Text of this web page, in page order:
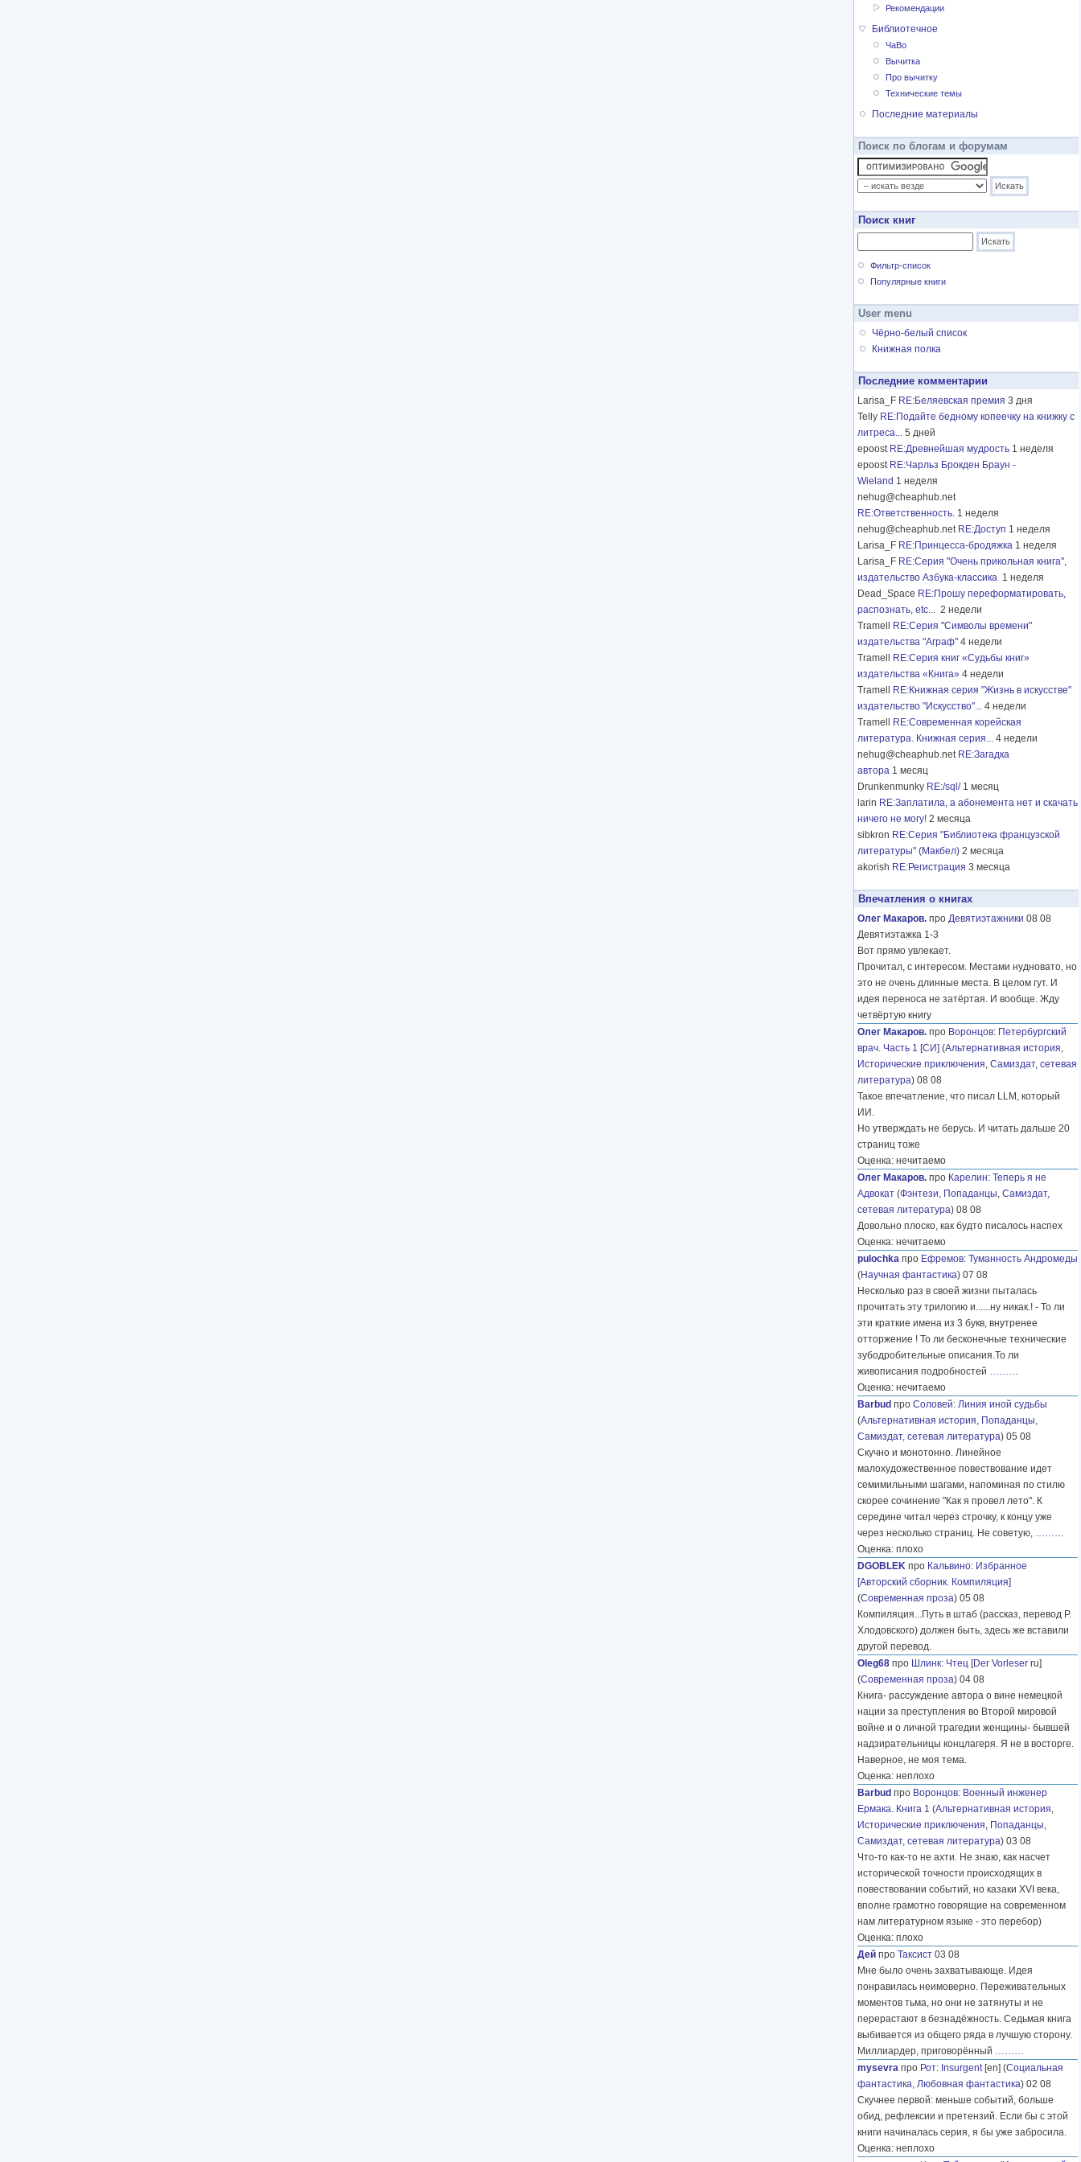
Рекомендации
Библиотечное
ЧаВо
Вычитка
Про вычитку
Технические темы
Последние материалы
Поиск по блогам и форумам
Поиск книг
Фильтр-список
Популярные книги
User menu
Чёрно-белый список
Книжная полка
Последние комментарии
Larisa_F RE:Беляевская премия 3 дня
Telly RE:Подайте бедному копеечку на книжку с
литреса... 5 дней
epoost RE:Древнейшая мудрость 1 неделя
epoost RE:Чарльз Брокден Браун -
Wieland 1 неделя
nehug@cheaphub.net
RE:Ответственность. 1 неделя
nehug@cheaphub.net RE:Доступ 1 неделя
Larisa_F RE:Принцесса-бродяжка 1 неделя
Larisa_F RE:Серия "Очень прикольная книга",
издательство Азбука-классика 1 неделя
Dead_Space RE:Прошу переформатировать,
распознать, etc... 2 недели
Tramell
RE:Серия "Символы времени"
издательства "Аграф" 4 недели
Tramell
RE:Серия книг «Судьбы книг»
издательства «Книга» 4 недели
Tramell
RE:Книжная серия "Жизнь в искусстве"
издательство "Искусство"... 4 недели
Tramell
RE:Современная корейская
литература. Книжная серия... 4 недели
nehug@cheaphub.net RE:Загадка
автора 1 месяц
Drunkenmunky RE:/sql/ 1 месяц
larin RE:Заплатила, а абонемента нет и скачать
ничего не могу! 2 месяца
sibkron RE:Серия "Библиотека французской
литературы" (Макбел) 2 месяца
akorish RE:Регистрация 3 месяца
Впечатления о книгах
Олег Макаров. про Девятиэтажники 08 08
Девятиэтажка 1-3
Вот прямо увлекает.
Прочитал, с интересом. Местами нудновато, но
это не очень длинные места. В целом гут. И
идея переноса не затёртая. И вообще. Жду
четвёртую книгу
Олег Макаров. про Воронцов: Петербургский
врач. Часть 1 [СИ] (Альтернативная история,
Исторические приключения, Самиздат, сетевая
литература) 08 08
Такое впечатление, что писал LLM, который
ИИ.
Но утверждать не берусь. И читать дальше 20
страниц тоже
Оценка: нечитаемо
Олег Макаров. про Карелин: Теперь я не
Адвокат (Фэнтези, Попаданцы, Самиздат,
сетевая литература) 08 08
Довольно плоско, как будто писалось наспех
Оценка: нечитаемо
pulochka про Ефремов: Туманность Андромеды
(Научная фантастика) 07 08
Несколько раз в своей жизни пыталась
прочитать эту трилогию и......ну никак.! - То ли
эти краткие имена из 3 букв, внутренее
отторжение ! То ли бесконечные технические
зубодробительные описания.То ли
живописания подробностей ………
Оценка: нечитаемо
Barbud про Соловей: Линия иной судьбы
(Альтернативная история, Попаданцы,
Самиздат, сетевая литература) 05 08
Скучно и монотонно. Линейное
малохудожественное повествование идет
семимильными шагами, напоминая по стилю
скорее сочинение "Как я провел лето". К
середине читал через строчку, к концу уже
через несколько страниц. Не советую, ………
Оценка: плохо
DGOBLEK про Кальвино: Избранное
[Авторский сборник. Компиляция]
(Современная проза) 05 08
Компиляция...Путь в штаб (рассказ, перевод Р.
Хлодовского) должен быть, здесь же вставили
другой перевод.
Oleg68 про Шлинк: Чтец [Der Vorleser ru]
(Современная проза) 04 08
Книга- рассуждение автора о вине немецкой
нации за преступления во Второй мировой
войне и о личной трагедии женщины- бывшей
надзирательницы концлагеря. Я не в восторге.
Наверное, не моя тема.
Оценка: неплохо
Barbud про Воронцов: Военный инженер
Ермака. Книга 1 (Альтернативная история,
Исторические приключения, Попаданцы,
Самиздат, сетевая литература) 03 08
Что-то как-то не ахти. Не знаю, как насчет
исторической точности происходящих в
повествовании событий, но казаки XVI века,
вполне грамотно говорящие на современном
нам литературном языке - это перебор)
Оценка: плохо
Дей про Таксист 03 08
Мне было очень захватывающе. Идея
понравилась неимоверно. Переживательных
моментов тьма, но они не затянуты и не
перерастают в безнадёжность. Седьмая книга
выбивается из общего ряда в лучшую сторону.
Миллиардер, приговорённый ………
mysevra про Рот: Insurgent[en] (Социальная
фантастика, Любовная фантастика) 02 08
Скучнее первой: меньше событий, больше
обид, рефлексии и претензий. Если бы с этой
книги начиналась серия, я бы уже забросила.
Оценка: неплохо